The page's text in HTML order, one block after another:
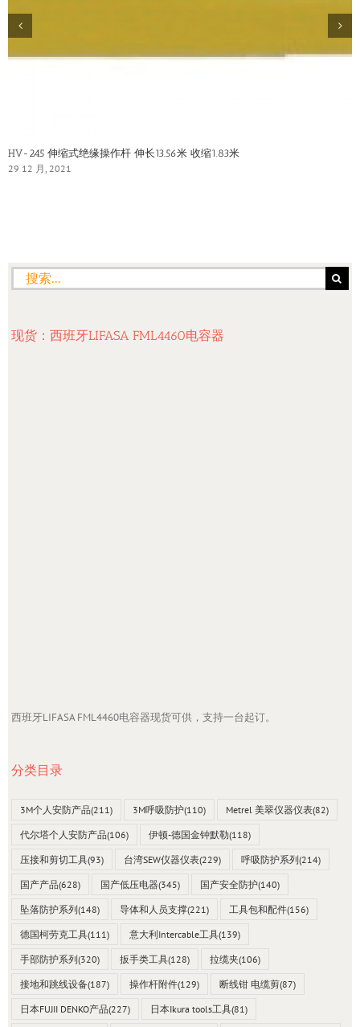
HV-245 伸缩式绝缘操作杆 伸长13.56米 收缩1.83米
29 12 月, 2021
搜
索：
现货：西班牙LIFASA FML4460电容器
西班牙LIFASA FML4460电容器现货可供，支持一台起订。
分类目录
3M个人安防产品(211) 3M呼吸防护(110) Metrel 美翠仪器仪表(82)
代尔塔个人安防产品(106) 伊顿-德国金钟默勒(118)
压接和剪切工具(93) 台湾SEW仪器仪表(229) 呼吸防护系列(214)
国产产品(628) 国产低压电器(345) 国产安全防护(140)
坠落防护系列(148) 导体和人员支撑(221) 工具包和配件(156)
德国柯劳克工具(111) 意大利Intercable工具(139)
手部防护系列(320) 扳手类工具(128) 拉缆夹(106)
接地和跳线设备(187) 操作杆附件(129) 断线钳 电缆剪(87)
日本FUJII DENKO产品(227) 日本Ikura tools工具(81)